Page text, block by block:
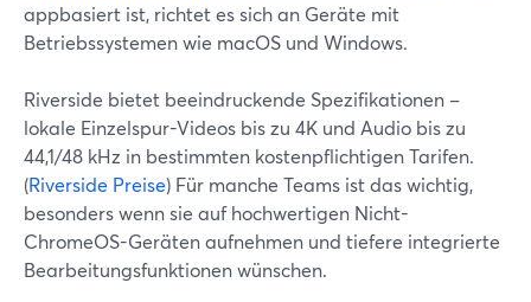
appbasiert ist, richtet es sich an Geräte mit
Betriebssystemen wie macOS und Windows.
Riverside bietet beeindruckende Spezifikationen –
lokale Einzelspur-Videos bis zu 4K und Audio bis zu
44,1/48 kHz in bestimmten kostenpflichtigen Tarifen.
(Riverside Preise) Für manche Teams ist das wichtig,
besonders wenn sie auf hochwertigen Nicht-
ChromeOS-Geräten aufnehmen und tiefere integrierte
Bearbeitungsfunktionen wünschen.